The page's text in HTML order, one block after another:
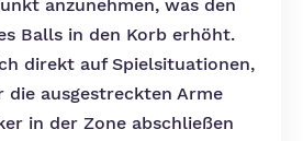
anzunehmen, was den
Balls in den Korb erhöht.
direkt auf Spielsituationen,
die ausgestreckten Arme
in der Zone abschließen